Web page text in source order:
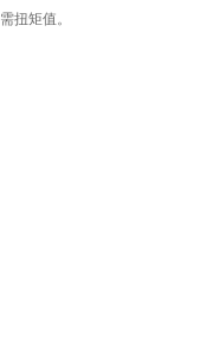
需扭矩值。